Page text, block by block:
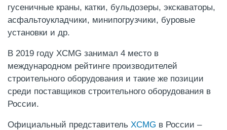
гусеничные краны, катки, бульдозеры, экскаваторы,
асфальтоукладчики, минипогрузчики, буровые
установки и др.
В 2019 году XCMG занимал 4 место в
международном рейтинге производителей
строительного оборудования и такие же позиции
среди поставщиков строительного оборудования в
России.
Официальный представитель XCMG в России –